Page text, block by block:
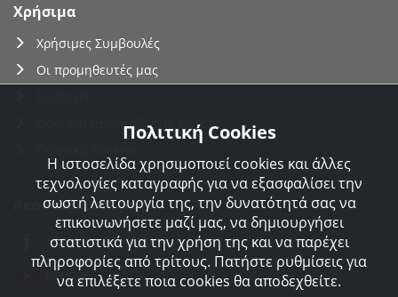
Χρήσιμα
Χρήσιμες Συμβουλές
Οι προμηθευτές μας
Όροι και προϋποθέσεις χρήσης
Ακολουθείστε μας
Agorakreatonroupas
Roupas
Πολιτική Cookies
Η ιστοσελίδα χρησιμοποιεί cookies και άλλες
τεχνολογίες καταγραφής για να εξασφαλίσει την
σωστή λειτουργία της, την δυνατότητά σας να
επικοινωνήσετε μαζί μας, να δημιουργήσει
στατιστικά για την χρήση της και να παρέχει
πληροφορίες από τρίτους. Πατήστε ρυθμίσεις για
να επιλέξετε ποια cookies θα αποδεχθείτε.